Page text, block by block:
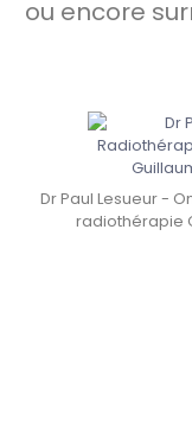
ou encore
Dr Paul Lesueur -
radiothérapie